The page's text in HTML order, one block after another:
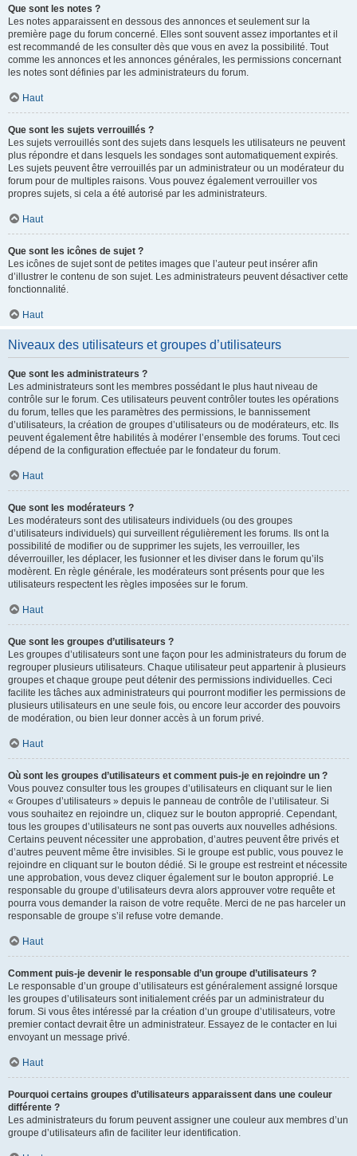
Que sont les notes ?
Les notes apparaissent en dessous des annonces et seulement sur la
première page du forum concerné. Elles sont souvent assez importantes et il
est recommandé de les consulter dès que vous en avez la possibilité. Tout
comme les annonces et les annonces générales, les permissions concernant
les notes sont définies par les administrateurs du forum.
Haut
Que sont les sujets verrouillés ?
Les sujets verrouillés sont des sujets dans lesquels les utilisateurs ne peuvent
plus répondre et dans lesquels les sondages sont automatiquement expirés.
Les sujets peuvent être verrouillés par un administrateur ou un modérateur du
forum pour de multiples raisons. Vous pouvez également verrouiller vos
propres sujets, si cela a été autorisé par les administrateurs.
Haut
Que sont les icônes de sujet ?
Les icônes de sujet sont de petites images que l’auteur peut insérer afin
d’illustrer le contenu de son sujet. Les administrateurs peuvent désactiver cette
fonctionnalité.
Haut
Niveaux des utilisateurs et groupes d’utilisateurs
Que sont les administrateurs ?
Les administrateurs sont les membres possédant le plus haut niveau de
contrôle sur le forum. Ces utilisateurs peuvent contrôler toutes les opérations
du forum, telles que les paramètres des permissions, le bannissement
d’utilisateurs, la création de groupes d’utilisateurs ou de modérateurs, etc. Ils
peuvent également être habilités à modérer l’ensemble des forums. Tout ceci
dépend de la configuration effectuée par le fondateur du forum.
Haut
Que sont les modérateurs ?
Les modérateurs sont des utilisateurs individuels (ou des groupes
d’utilisateurs individuels) qui surveillent régulièrement les forums. Ils ont la
possibilité de modifier ou de supprimer les sujets, les verrouiller, les
déverrouiller, les déplacer, les fusionner et les diviser dans le forum qu’ils
modèrent. En règle générale, les modérateurs sont présents pour que les
utilisateurs respectent les règles imposées sur le forum.
Haut
Que sont les groupes d’utilisateurs ?
Les groupes d’utilisateurs sont une façon pour les administrateurs du forum de
regrouper plusieurs utilisateurs. Chaque utilisateur peut appartenir à plusieurs
groupes et chaque groupe peut détenir des permissions individuelles. Ceci
facilite les tâches aux administrateurs qui pourront modifier les permissions de
plusieurs utilisateurs en une seule fois, ou encore leur accorder des pouvoirs
de modération, ou bien leur donner accès à un forum privé.
Haut
Où sont les groupes d’utilisateurs et comment puis-je en rejoindre un ?
Vous pouvez consulter tous les groupes d’utilisateurs en cliquant sur le lien
« Groupes d’utilisateurs » depuis le panneau de contrôle de l’utilisateur. Si
vous souhaitez en rejoindre un, cliquez sur le bouton approprié. Cependant,
tous les groupes d’utilisateurs ne sont pas ouverts aux nouvelles adhésions.
Certains peuvent nécessiter une approbation, d’autres peuvent être privés et
d’autres peuvent même être invisibles. Si le groupe est public, vous pouvez le
rejoindre en cliquant sur le bouton dédié. Si le groupe est restreint et nécessite
une approbation, vous devez cliquer également sur le bouton approprié. Le
responsable du groupe d’utilisateurs devra alors approuver votre requête et
pourra vous demander la raison de votre requête. Merci de ne pas harceler un
responsable de groupe s’il refuse votre demande.
Haut
Comment puis-je devenir le responsable d’un groupe d’utilisateurs ?
Le responsable d’un groupe d’utilisateurs est généralement assigné lorsque
les groupes d’utilisateurs sont initialement créés par un administrateur du
forum. Si vous êtes intéressé par la création d’un groupe d’utilisateurs, votre
premier contact devrait être un administrateur. Essayez de le contacter en lui
envoyant un message privé.
Haut
Pourquoi certains groupes d’utilisateurs apparaissent dans une couleur
différente ?
Les administrateurs du forum peuvent assigner une couleur aux membres d’un
groupe d’utilisateurs afin de faciliter leur identification.